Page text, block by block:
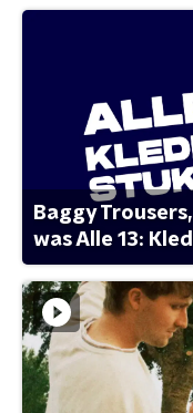
Baggy
was Alle 13: